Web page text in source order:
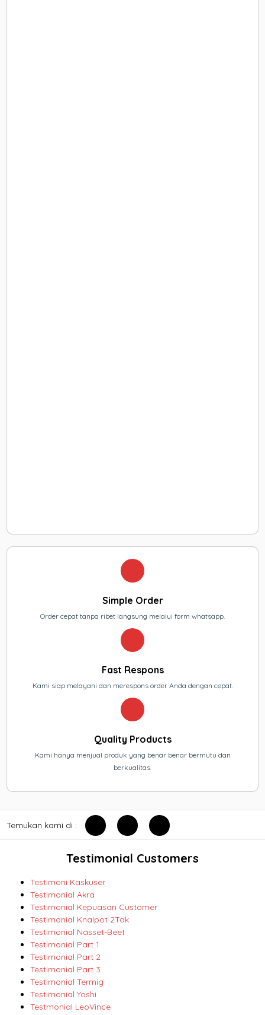
Simple Order
Order cepat tanpa ribet langsung melalui form whatsapp.
Fast Respons
Kami siap melayani dan merespons order Anda dengan cepat.
Quality Products
Kami hanya menjual produk yang benar benar bermutu dan
berkualitas.
Temukan kami di :
Testimonial Customers
Testimoni Kaskuser
Testimonial Akra
Testimonial Kepuasan Customer
Testimonial Knalpot 2Tak
Testimonial Nasset-Beet
Testimonial Part 1
Testimonial Part 2
Testimonial Part 3
Testimonial Termig
Testimonial Yoshi
Testmonial LeoVince